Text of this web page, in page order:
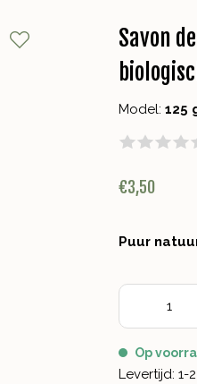
Savon
Model:125
€3,50
Puur
Op
Levertijd: 1-